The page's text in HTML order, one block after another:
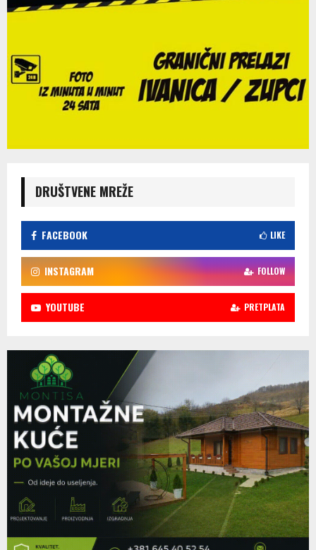
DRUŠTVENE MREŽE
FACEBOOK LIKE
INSTAGRAM FOLLOW
YOUTUBE PRETPLATA